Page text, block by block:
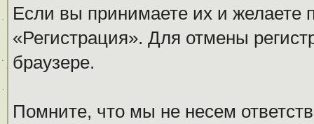
Если вы принимаете их и желаете
«Регистрация». Для отмены
браузере.
Помните, что мы не несем